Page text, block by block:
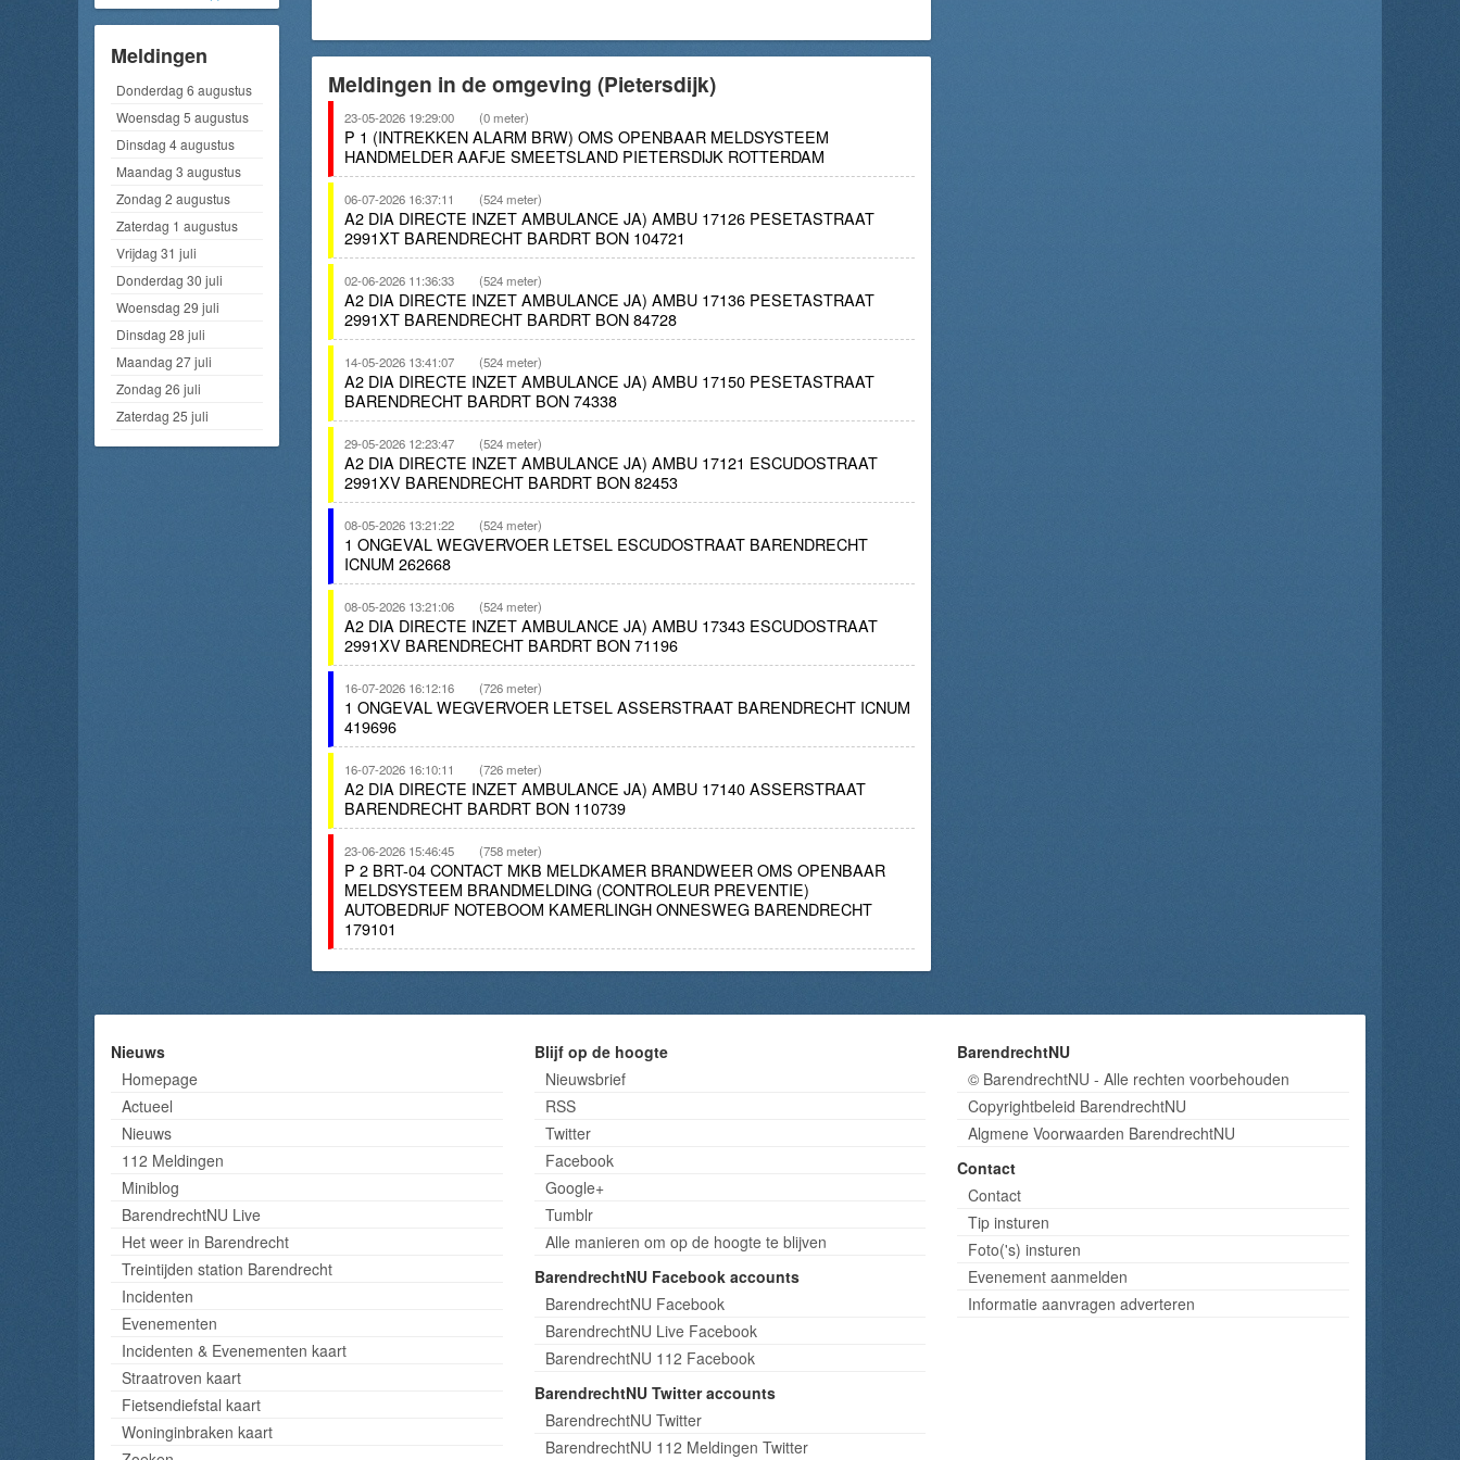
Meldingen
Donderdag 6 augustus
Woensdag 5 augustus
Dinsdag 4 augustus
Maandag 3 augustus
Zondag 2 augustus
Zaterdag 1 augustus
Vrijdag 31 juli
Donderdag 30 juli
Woensdag 29 juli
Dinsdag 28 juli
Maandag 27 juli
Zondag 26 juli
Zaterdag 25 juli
Meldingen in de omgeving (Pietersdijk)
23-05-2026 19:29:00 (0 meter)
P 1 (INTREKKEN ALARM BRW) OMS OPENBAAR MELDSYSTEEM
HANDMELDER AAFJE SMEETSLAND PIETERSDIJK ROTTERDAM
06-07-2026 16:37:11 (524 meter)
A2 DIA DIRECTE INZET AMBULANCE JA) AMBU 17126 PESETASTRAAT
2991XT BARENDRECHT BARDRT BON 104721
02-06-2026 11:36:33 (524 meter)
A2 DIA DIRECTE INZET AMBULANCE JA) AMBU 17136 PESETASTRAAT
2991XT BARENDRECHT BARDRT BON 84728
14-05-2026 13:41:07 (524 meter)
A2 DIA DIRECTE INZET AMBULANCE JA) AMBU 17150 PESETASTRAAT
BARENDRECHT BARDRT BON 74338
29-05-2026 12:23:47 (524 meter)
A2 DIA DIRECTE INZET AMBULANCE JA) AMBU 17121 ESCUDOSTRAAT
2991XV BARENDRECHT BARDRT BON 82453
08-05-2026 13:21:22 (524 meter)
1 ONGEVAL WEGVERVOER LETSEL ESCUDOSTRAAT BARENDRECHT
ICNUM 262668
08-05-2026 13:21:06 (524 meter)
A2 DIA DIRECTE INZET AMBULANCE JA) AMBU 17343 ESCUDOSTRAAT
2991XV BARENDRECHT BARDRT BON 71196
16-07-2026 16:12:16 (726 meter)
1 ONGEVAL WEGVERVOER LETSEL ASSERSTRAAT BARENDRECHT ICNUM
419696
16-07-2026 16:10:11 (726 meter)
A2 DIA DIRECTE INZET AMBULANCE JA) AMBU 17140 ASSERSTRAAT
BARENDRECHT BARDRT BON 110739
23-06-2026 15:46:45 (758 meter)
P 2 BRT-04 CONTACT MKB MELDKAMER BRANDWEER OMS OPENBAAR
MELDSYSTEEM BRANDMELDING (CONTROLEUR PREVENTIE)
AUTOBEDRIJF NOTEBOOM KAMERLINGH ONNESWEG BARENDRECHT
179101
Nieuws
Homepage
Actueel
Nieuws
112 Meldingen
Miniblog
BarendrechtNU Live
Het weer in Barendrecht
Treintijden station Barendrecht
Incidenten
Evenementen
Incidenten & Evenementen kaart
Straatroven kaart
Fietsendiefstal kaart
Woninginbraken kaart
Blijf op de hoogte
Nieuwsbrief
RSS
Twitter
Facebook
Google+
Tumblr
Alle manieren om op de hoogte te blijven
BarendrechtNU Facebook accounts
BarendrechtNU Facebook
BarendrechtNU Live Facebook
BarendrechtNU 112 Facebook
BarendrechtNU Twitter accounts
BarendrechtNU Twitter
BarendrechtNU 112 Meldingen Twitter
BarendrechtNU
© BarendrechtNU - Alle rechten voorbehouden
Copyrightbeleid BarendrechtNU
Algmene Voorwaarden BarendrechtNU
Contact
Contact
Tip insturen
Foto('s) insturen
Evenement aanmelden
Informatie aanvragen adverteren